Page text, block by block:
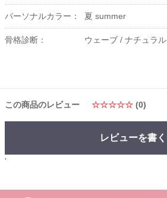
パーソナルカラー： 夏 summer
骨格診断： ウェーブ / ナチュラル
この商品のレビュー ☆☆☆☆☆ (0)
レビューを書く
'